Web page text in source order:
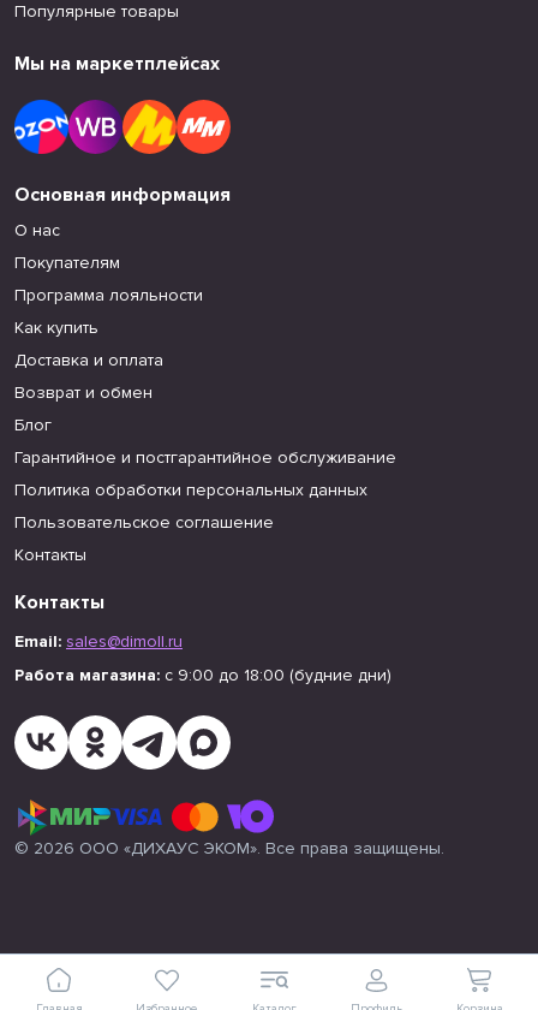
Популярные товары
Мы на маркетплейсах
Основная информация
О нас
Покупателям
Программа лояльности
Как купить
Доставка и оплата
Возврат и обмен
Блог
Гарантийное и постгарантийное обслуживание
Политика обработки персональных данных
Пользовательское соглашение
Контакты
Контакты
Email: sales@dimoll.ru
Работа магазина: с 9:00 до 18:00 (будние дни)
© 2026 ООО «ДИХАУС ЭКОМ». Все права защищены.